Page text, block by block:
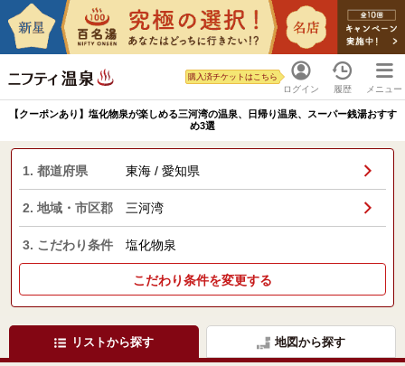
ログイン
購入済チケットはこちら
履歴 メニュー
【クーポンあり】塩化物泉が楽しめる三河湾の温泉、日帰り温泉、スーパー銭湯おすす
め3選
1. 都道府県 東海 / 愛知県
2. 地域・市区郡 三河湾
3. こだわり条件 塩化物泉
こだわり条件を変更する
リストから探す 地図から探す